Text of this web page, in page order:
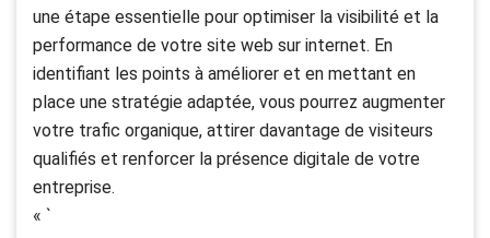
une étape essentielle pour optimiser la visibilité et la
performance de votre site web sur internet. En
identifiant les points à améliorer et en mettant en
place une stratégie adaptée, vous pourrez augmenter
votre trafic organique, attirer davantage de visiteurs
qualifiés et renforcer la présence digitale de votre
entreprise.
« `